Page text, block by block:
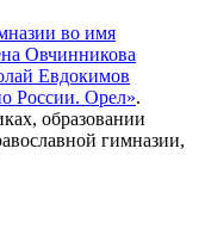
во имя
Овчинникова
Евдокимов
России. Орел».
образовании
гимназии,